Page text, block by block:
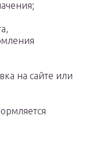
на сайте или